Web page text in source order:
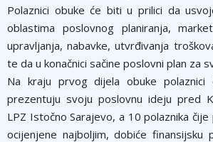
Polaznici obuke će biti u prilici da
oblastima poslovnog planiranja,
upravljanja, nabavke, utvrđivanja
te da u konačnici sačine poslovni plan za
Na kraju prvog dijela obuke
prezentuju svoju poslovnu ideju pred
LPZ Istočno Sarajevo, a 10 polaznika
ocijenjene najboljim, dobiće finansijsku